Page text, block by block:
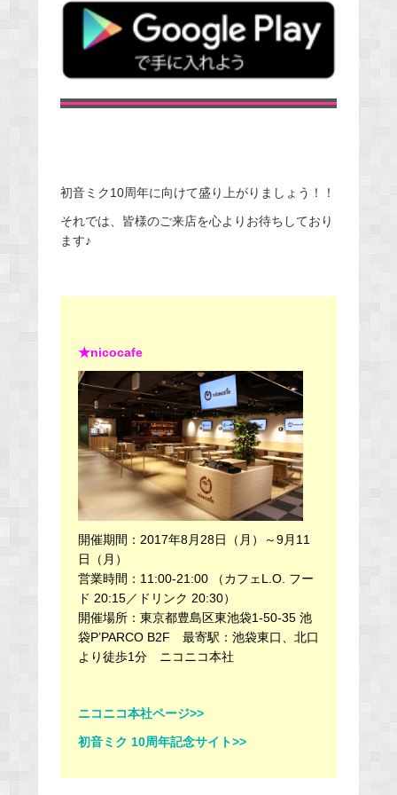
初音ミク10周年に向けて盛り上がりましょう！！
それでは、皆様のご来店を心よりお待ちしており
ます♪
★nicocafe
開催期間：2017年8月28日（月）～9月11
日（月）
営業時間：11:00-21:00 （カフェL.O. フー
ド 20:15／ドリンク 20:30）
開催場所：東京都豊島区東池袋1-50-35 池
袋P’PARCO B2F 最寄駅：池袋東口、北口
より徒歩1分 ニコニコ本社
ニコニコ本社ページ>>
初音ミク 10周年記念サイト>>